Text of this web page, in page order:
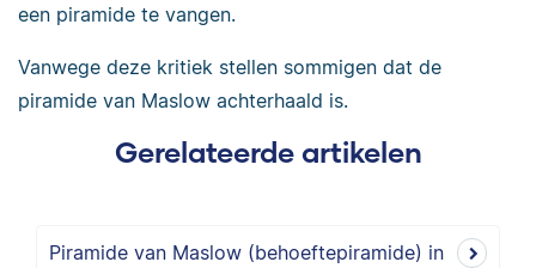
een piramide te vangen.
Vanwege deze kritiek stellen sommigen dat de
piramide van Maslow achterhaald is.
Gerelateerde artikelen
Piramide van Maslow (behoeftepiramide) in